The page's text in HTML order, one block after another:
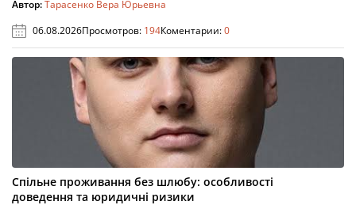
Автор:Тарасенко Вера Юрьевна
06.08.2026Просмотров: 194Коментарии:0
Спільне проживання без шлюбу: особливості
доведення та юридичні ризики